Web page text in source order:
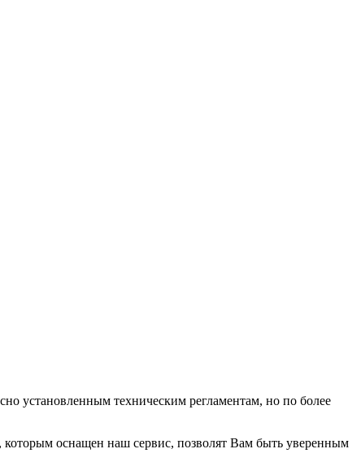
установленным техническим регламентам, но по более
оснащен наш сервис, позволят Вам быть уверенным